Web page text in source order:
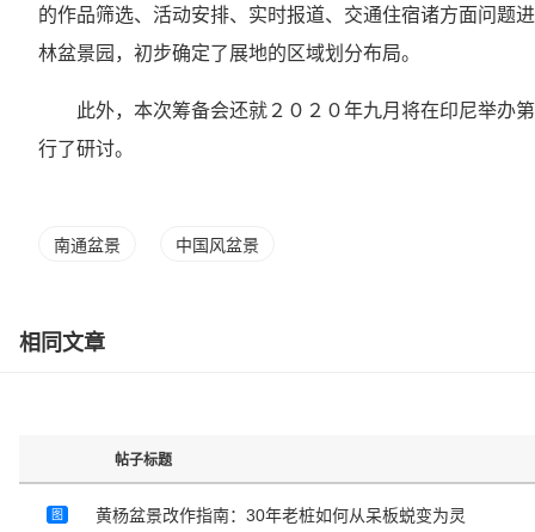
的作品筛选、活动安排、实时报道、交通住宿诸方面问题
林盆景园，初步确定了展地的区域划分布局。
此外，本次筹备会还就２０２０年九月将在印尼举办
行了研讨。
南通盆景 中国风盆景
相同文章
帖子标题
图 黄杨盆景改作指南：30年老桩如何从呆板蜕变为灵